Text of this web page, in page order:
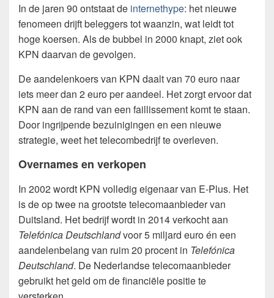
In de jaren 90 ontstaat de internethype: het nieuwe
fenomeen drijft beleggers tot waanzin, wat leidt tot
hoge koersen. Als de bubbel in 2000 knapt, ziet ook
KPN daarvan de gevolgen.
De aandelenkoers van KPN daalt van 70 euro naar
iets meer dan 2 euro per aandeel. Het zorgt ervoor dat
KPN aan de rand van een faillissement komt te staan.
Door ingrijpende bezuinigingen en een nieuwe
strategie, weet het telecombedrijf te overleven.
Overnames en verkopen
In 2002 wordt KPN volledig eigenaar van E-Plus. Het
is de op twee na grootste telecomaanbieder van
Duitsland. Het bedrijf wordt in 2014 verkocht aan
Telefónica Deutschlandvoor 5 miljard euro én een
aandelenbelang van ruim 20 procent in Telefónica
Deutschland. De Nederlandse telecomaanbieder
gebruikt het geld om de financiële positie te